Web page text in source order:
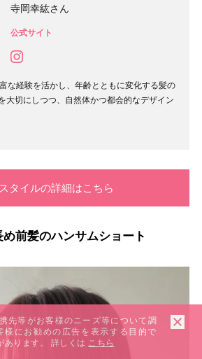
寺岡幸紘さん
公式サイト
な経験を活かし、年齢とともに変化する髪の
大切にしつつ、自然体かつ都会的なデザイン
タイルの詳細はこちら
前髪のハンサムショート
先等がお客様のニーズ等について調
様にお勧めの広告を表示する目的で
あります。 詳しくは こちら